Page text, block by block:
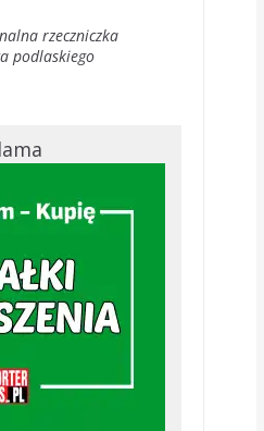
rzeczniczka
podlaskiego